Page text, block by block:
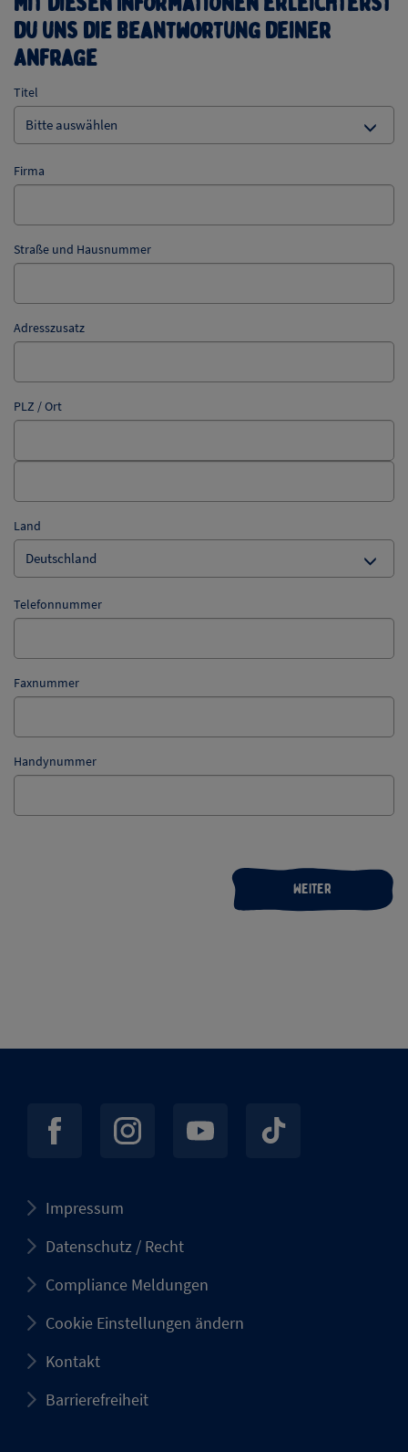
Impressum
Datenschutz / Recht
Compliance Meldungen
Cookie Einstellungen ändern
Kontakt
Barrierefreiheit